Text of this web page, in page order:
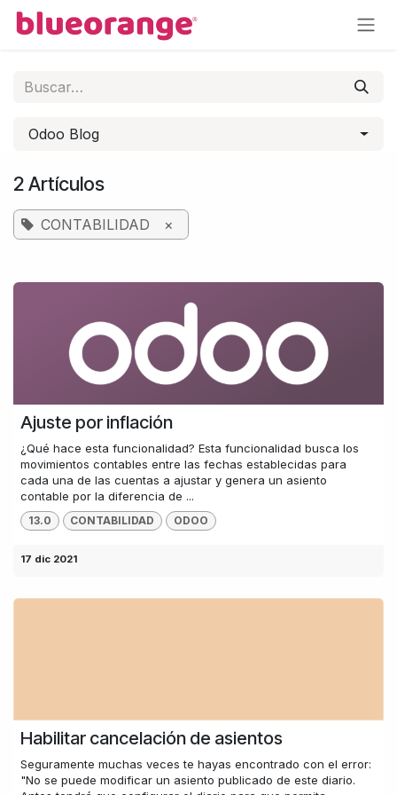
Ir al contenido
Odoo Blog
2 Artículos
CONTABILIDAD ×
Ajuste por inflación
¿Qué hace esta funcionalidad? Esta funcionalidad busca los
movimientos contables entre las fechas establecidas para
cada una de las cuentas a ajustar y genera un asiento
contable por la diferencia de ...
13.0 CONTABILIDAD ODOO
17 dic 2021
Habilitar cancelación de asientos
Seguramente muchas veces te hayas encontrado con el error:
"No se puede modificar un asiento publicado de este diario.